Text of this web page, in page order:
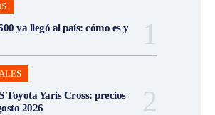
ya llegó al país: cómo es y
Toyota Yaris Cross: precios
2026